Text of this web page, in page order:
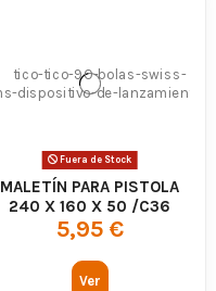
Fuera de Stock
MALETÍN PARA PISTOLA
240 X 160 X 50 /C36
5,95 €
Ver